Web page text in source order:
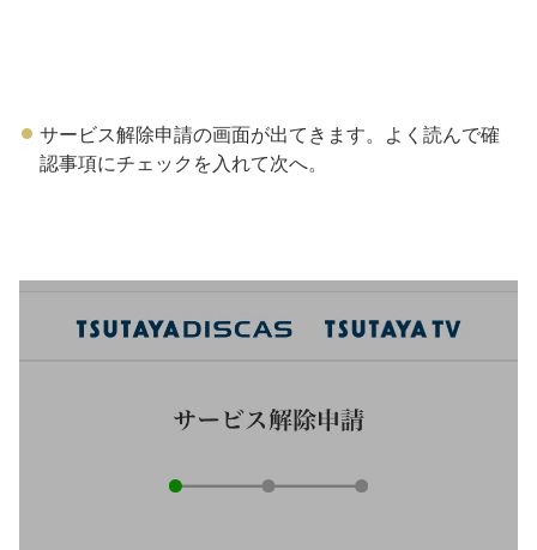
サービス解除申請の画面が出てきます。よく読んで確
認事項にチェックを入れて次へ。